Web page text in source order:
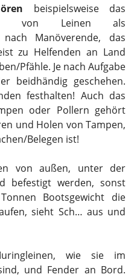
beispielsweise das
von Leinen als
Manöverende, das
zu Helfenden an Land
Pfähle. Je nach Aufgabe
beidhändig geschehen.
festhalten! Auch das
oder Pollern gehört
und Holen von Tampen,
Belegen ist!
von außen, unter der
befestigt werden, sonst
Bootsgewicht die
sieht Sch… aus und
wie sie im
und Fender an Bord.